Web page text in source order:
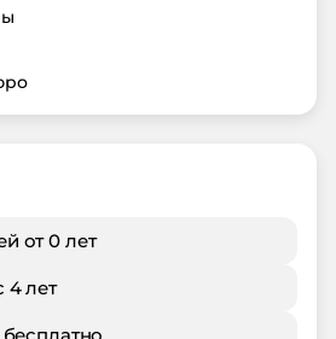
от 0 лет
4 лет